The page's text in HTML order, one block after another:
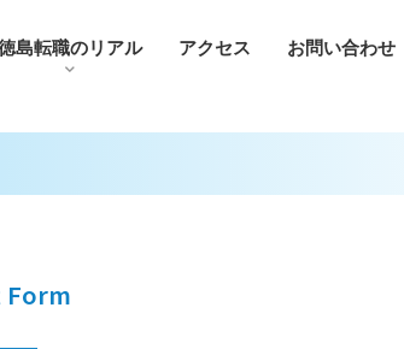
島転職のリアル アクセス お問い合わせ
Form